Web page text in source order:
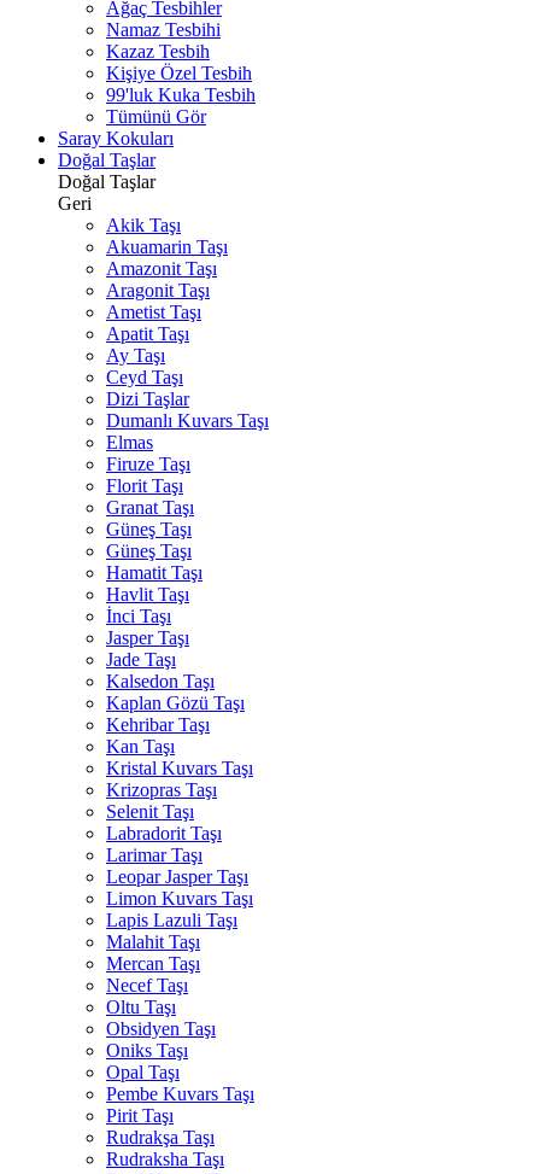
Ağaç Tesbihler
Namaz Tesbihi
Kazaz Tesbih
Kişiye Özel Tesbih
99'luk Kuka Tesbih
Tümünü Gör
Saray Kokuları
Doğal Taşlar
Doğal Taşlar
Geri
Akik Taşı
Akuamarin Taşı
Amazonit Taşı
Aragonit Taşı
Ametist Taşı
Apatit Taşı
Ay Taşı
Ceyd Taşı
Dizi Taşlar
Dumanlı Kuvars Taşı
Elmas
Firuze Taşı
Florit Taşı
Granat Taşı
Güneş Taşı
Güneş Taşı
Hamatit Taşı
Havlit Taşı
İnci Taşı
Jasper Taşı
Jade Taşı
Kalsedon Taşı
Kaplan Gözü Taşı
Kehribar Taşı
Kan Taşı
Kristal Kuvars Taşı
Krizopras Taşı
Selenit Taşı
Labradorit Taşı
Larimar Taşı
Leopar Jasper Taşı
Limon Kuvars Taşı
Lapis Lazuli Taşı
Malahit Taşı
Mercan Taşı
Necef Taşı
Oltu Taşı
Obsidyen Taşı
Oniks Taşı
Opal Taşı
Pembe Kuvars Taşı
Pirit Taşı
Rudrakşa Taşı
Rudraksha Taşı